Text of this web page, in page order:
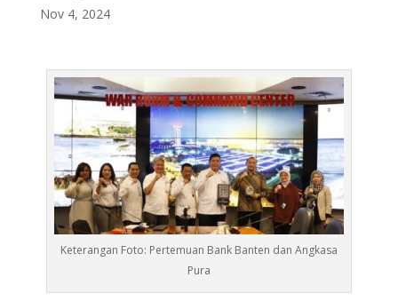
Nov 4, 2024
Keterangan Foto: Pertemuan Bank Banten dan Angkasa
Pura